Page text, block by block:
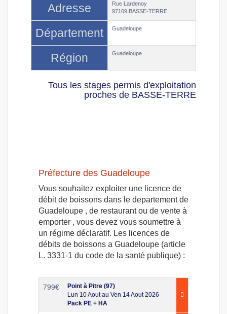
Adresse
Rue Lardenoy
97109 BASSE-TERRE
Département Guadeloupe
Région Guadeloupe
Tous les stages permis d'exploitation
proches de BASSE-TERRE
Préfecture des Guadeloupe
Vous souhaitez exploiter une licence de
débit de boissons dans le departement de
Guadeloupe , de restaurant ou de vente à
emporter , vous devez vous soumettre à
un régime déclaratif. Les licences de
débits de boissons a Guadeloupe (article
L. 3331-1 du code de la santé publique) :
799€
Point à Pitre (97)
Lun 10 Aout au Ven 14 Aout 2026
Pack PE + HA